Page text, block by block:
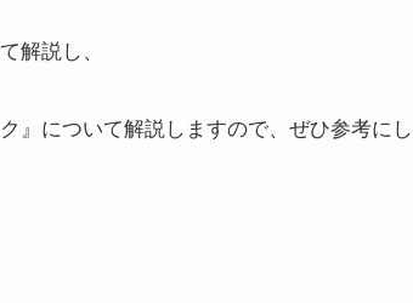
解説し、
』について解説しますので、ぜひ参考にし